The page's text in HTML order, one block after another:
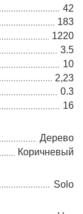
42
183
1220
3.5
10
2,23
0.3
16
Дерево
Коричневый
Solo